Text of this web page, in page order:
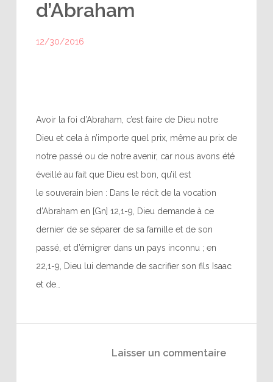
d’Abraham
12/30/2016
Avoir la foi d’Abraham, c’est faire de Dieu notre
Dieu et cela à n’importe quel prix, même au prix de
notre passé ou de notre avenir, car nous avons été
éveillé au fait que Dieu est bon, qu’il est
le souverain bien : Dans le récit de la vocation
d’Abraham en [Gn] 12,1-9, Dieu demande à ce
dernier de se séparer de sa famille et de son
passé, et d’émigrer dans un pays inconnu ; en
22,1-9, Dieu lui demande de sacrifier son fils Isaac
et de…
Laisser un commentaire